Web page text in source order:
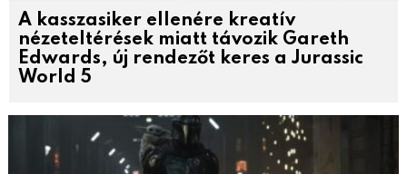
A kasszasiker ellenére kreatív
nézeteltérések miatt távozik Gareth
Edwards, új rendezőt keres a Jurassic
World 5